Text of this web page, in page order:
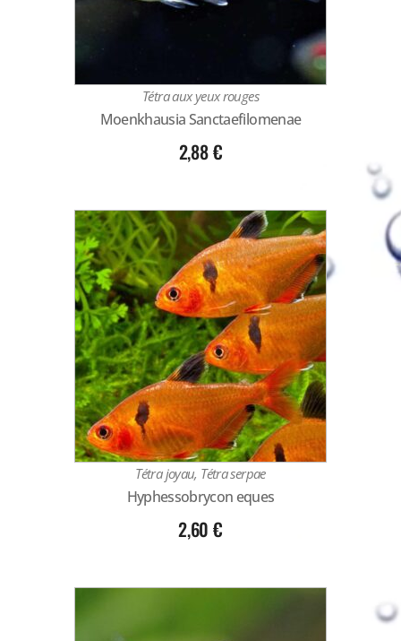
Tétra aux yeux rouges
Moenkhausia Sanctaefilomenae
2,88€
Tétra joyau, Tétra serpae
Hyphessobrycon eques
2,60€